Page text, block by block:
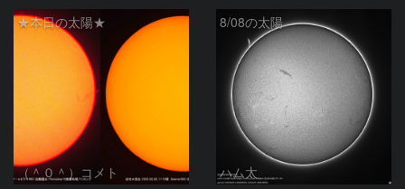
★本日の太陽★
（＾０＾）コメト
8/08の太陽
ハム太